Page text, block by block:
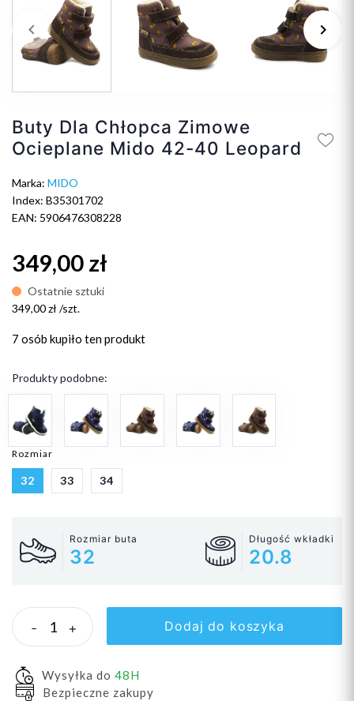
Poprzedni
keyboard_arrow_left keyboard_arrow_right
Buty Dla Chłopca Zimowe
Ocieplane Mido 42-40 Leopard
Marka: MIDO
Index: B35301702
EAN: 5906476308228
349,00 zł
Ostatnie sztuki
349,00 zł /szt.
7 osób kupiło ten produkt
Produkty podobne:
Rozmiar
32 33 34
Rozmiar buta
32
Długość wkładki
20.8
- + Dodaj do koszyka
Wysyłka do 48H
Bezpieczne zakupy